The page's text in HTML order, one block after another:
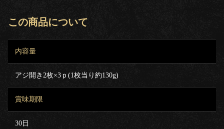
この商品について
内容量
アジ開き2枚×3ｐ(1枚当り約130g)
賞味期限
30日